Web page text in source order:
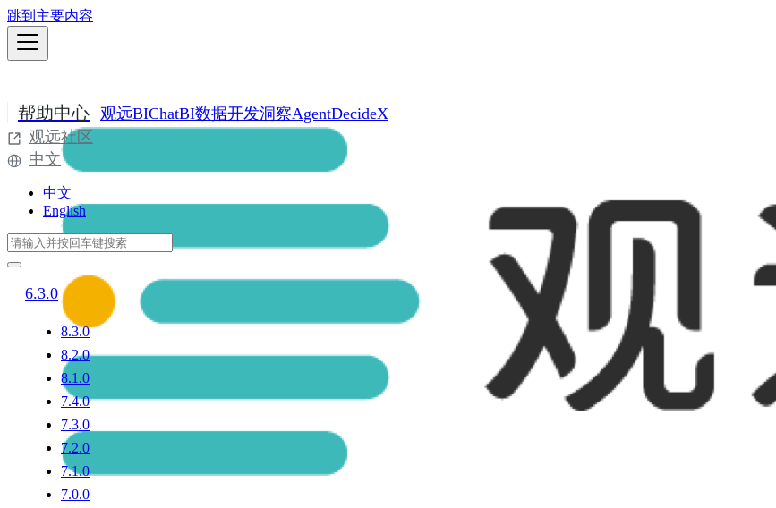
跳到主要内容
帮助中心 观远BIChatBI数据开发洞察AgentDecideX
观远社区
中文
中文
English
6.3.0
8.3.0
8.2.0
8.1.0
7.4.0
7.3.0
7.2.0
7.1.0
7.0.0